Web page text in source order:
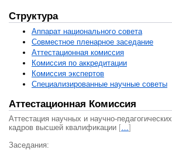
Структура
Аппарат национального совета
Совместное пленарное заседание
Аттестационная комисcия
Комиссия по аккредитации
Комиссия экспертов
Специализированные научные советы
Аттестационная Комиссия
Аттестация научных и научно-педагогических
кадров высшей квалификации […]
Заседания: